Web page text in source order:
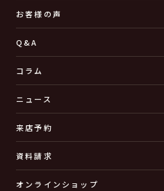
お客様の声
Q&A
コラム
ニュース
来店予約
資料請求
オンラインショップ